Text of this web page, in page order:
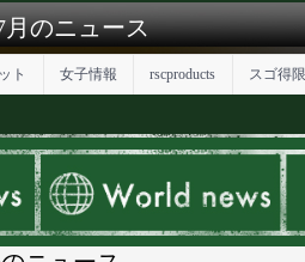
練習動画 ランキング
ダイエット